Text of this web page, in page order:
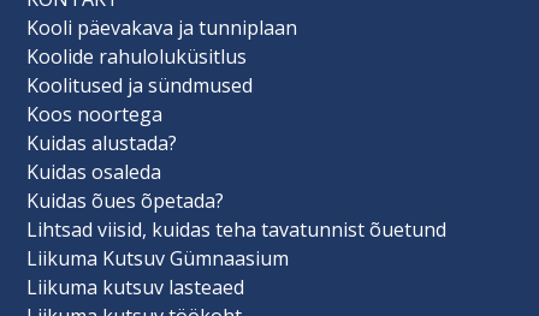
Kooli päevakava ja tunniplaan
Koolide rahuloluküsitlus
Koolitused ja sündmused
Koos noortega
Kuidas alustada?
Kuidas osaleda
Kuidas õues õpetada?
Lihtsad viisid, kuidas teha tavatunnist õuetund
Liikuma Kutsuv Gümnaasium
Liikuma kutsuv lasteaed